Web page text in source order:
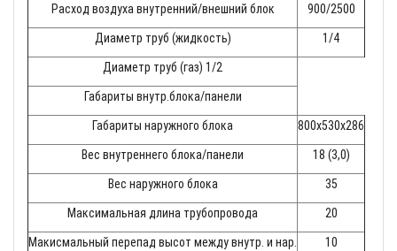
Расход воздуха внутренний/внешний блок 900/2500
Диаметр труб (жидкость) 1/4
Диаметр труб (газ) 1/2
Габариты внутр.блока/панели
Габариты наружного блока 800x530x286
Вес внутреннего блока/панели 18 (3,0)
Вес наружного блока 35
Максимальная длина трубопровода 20
Макисмальный перепад высот между внутр. и нар.
10